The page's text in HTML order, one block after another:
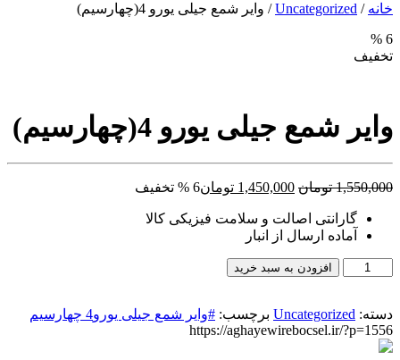
خانه /
Uncategorized/ وایر شمع جیلی یورو 4(چهارسیم)
6 %
تخفیف
وایر شمع جیلی یورو 4(چهارسیم)
1,550,000 تومان قیمت
1,550,000 تومان
بود.
1,450,000 تومان6 % تخفیف
گارانتی اصالت و سلامت فیزیکی کالا
آماده ارسال از انبار
یورو
4(چهارسیم)
عدد
افزودن به سبد خرید
دسته: Uncategorized برچسب: #وایر شمع جیلی یورو4 چهارسیم
https://aghayewirebocsel.ir/?p=1556